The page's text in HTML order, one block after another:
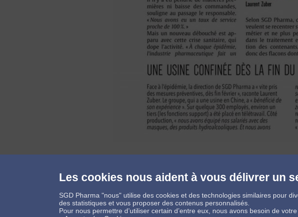
Connectons-nous
Les cookies nous aident à vous délivrer un
SGD Pharma "nous" utilise des cookies et des technologies similaires pour
des statistiques et vous proposer des contenus personnalisés.
Pour nous permettre d’utiliser certain d’entre eux, nous avons besoin de